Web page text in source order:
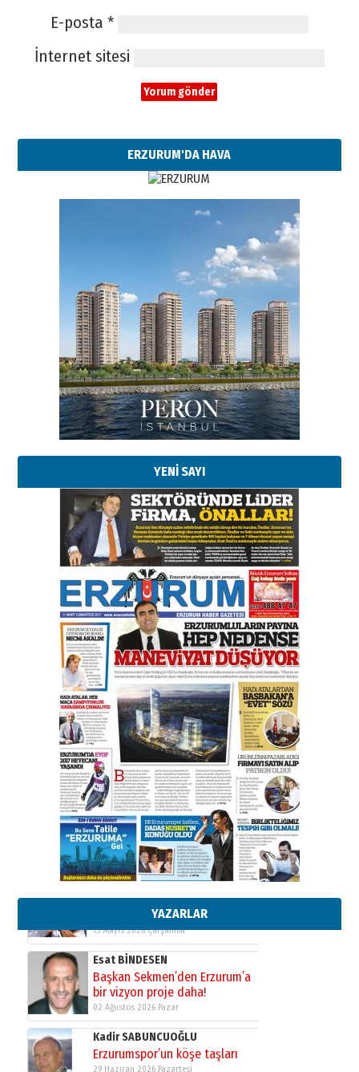
E-posta *
İnternet sitesi
ERZURUM'DA HAVA
YENİ SAYI
YAZARLAR
Esat BİNDESEN
Başkan Sekmen’den Erzurum’a
bir vizyon proje daha!
02 Ağustos 2026 Pazar
Kadir SABUNCUOĞLU
Erzurumspor’un köşe taşları
29 Haziran 2026 Pazartesi
Kenan GÜLERCİ
Murat Şahsuvaroğlu ERKON’da
çıtayı yukarı taşırken,
yönetimdekiler aşağı
çekmemeli!
17 Şubat 2026 SalıOrhan BOZKURT
Bir fotoğraf, bir şehir, bir
gazeteci… Dizginler kimin
elinde?
31 Mart 2026 Salı
A. Berhan Yılmaz
BİR BÖLÜM DEĞİL, BİR ÖMÜR
SEÇİYORSUNUZ… “NEDEN
ATATÜRK ÜNİVERSİTESİ?”
28 Temmuz 2026 Salı
Ahmet Gökhan YAZICI
Ahmed Yesevi’den bir Alperen…
”Reisimiz” idi… Hakka yürüdü.!
26 Mart 2026 Perşembe
Cem Bakırcı
Ardında bıraktığı hatıralarıyla
gönül adamı Faruk Terzioğlu!
13 Mayıs 2026 Çarşamba
Esat BİNDESEN
Başkan Sekmen’den Erzurum’a
bir vizyon proje daha!
02 Ağustos 2026 Pazar
Kadir SABUNCUOĞLU
Erzurumspor’un köşe taşları
29 Haziran 2026 Pazartesi
Kenan GÜLERCİ
Murat Şahsuvaroğlu ERKON’da
çıtayı yukarı taşırken,
yönetimdekiler aşağı